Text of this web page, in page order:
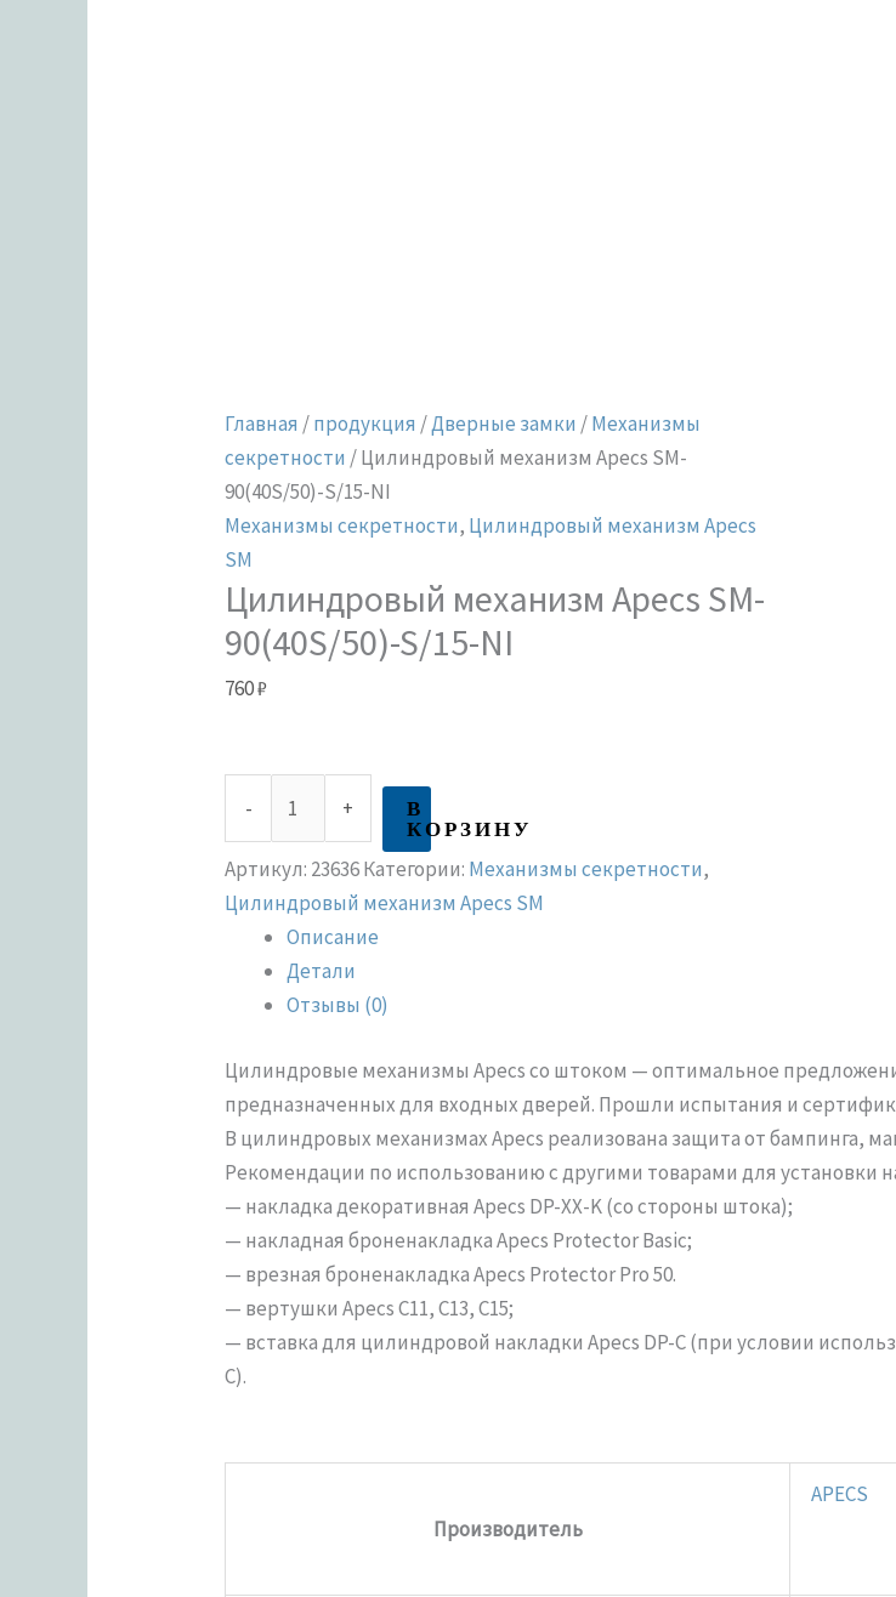
Главная /продукция /Дверные замки /Механизмы
секретности / Цилиндровый механизм Apecs SM-
90(40S/50)-S/15-NI
Механизмы секретности, Цилиндровый механизм Apecs
SM
Цилиндровый механизм Apecs SM-
90(40S/50)-S/15-NI
760₽
- + В
КОРЗИНУ
Артикул: 23636Категории: Механизмы секретности,
Цилиндровый механизм Apecs SM
Описание
Детали
Отзывы (0)
Цилиндровые механизмы Apecs со штоком — оптимальное
предназначенных для входных дверей. Прошли испытания и
В цилиндровых механизмах Apecs реализована защита от бампинга,
Рекомендации по использованию с другими товарами для установки
— накладка декоративная Apecs DP-XX-K (со стороны штока);
— накладная броненакладка Apecs Protector Basic;
— врезная броненакладка Apecs Protector Pro 50.
— вертушки Apecs С11, С13, С15;
— вставка для цилиндровой накладки Apecs DP-C (при условии
C).
Производитель
APECS